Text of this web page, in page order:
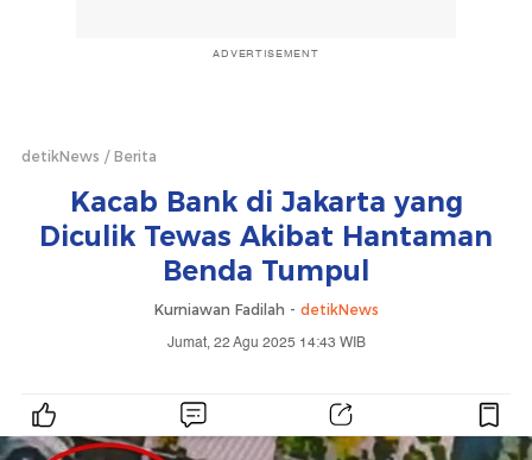
ADVERTISEMENT
detikNews Berita
Kacab Bank di Jakarta yang
Diculik Tewas Akibat Hantaman
Benda Tumpul
Kurniawan Fadilah - detikNews
Jumat, 22 Agu 2025 14:43 WIB